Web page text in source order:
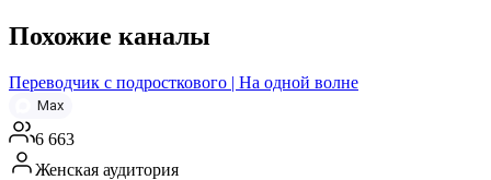
Похожие каналы
Переводчик с подросткового | На одной волне
Max
6 663
Женская аудитория